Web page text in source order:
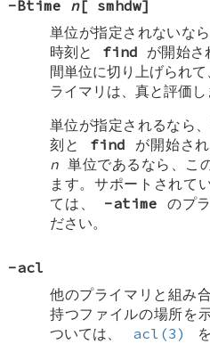
-Btime n[ smhdw]
単位が指定されない
時刻と find が開始
間単位に切り上げられて
ライマリは、真と評価し
単位が指定されるな
刻と find が開始さ
n単位であるなら、こ
ます。サポートされて
ては、 -atime のプ
ださい。
-acl
他のプライマリと組み
持つファイルの場所を
ついては、
acl(3)